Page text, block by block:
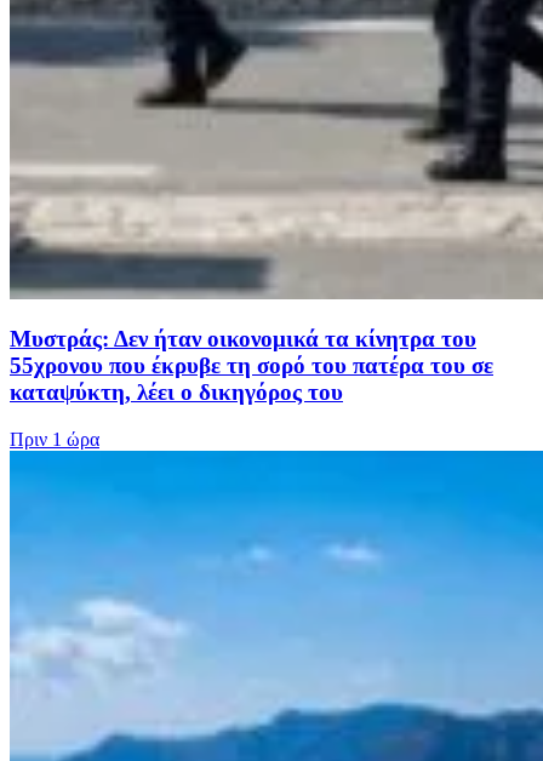
Μυστράς: Δεν ήταν οικονομικά τα κίνητρα του
55χρονου που έκρυβε τη σορό του πατέρα του σε
καταψύκτη, λέει ο δικηγόρος του
Πριν 1 ώρα